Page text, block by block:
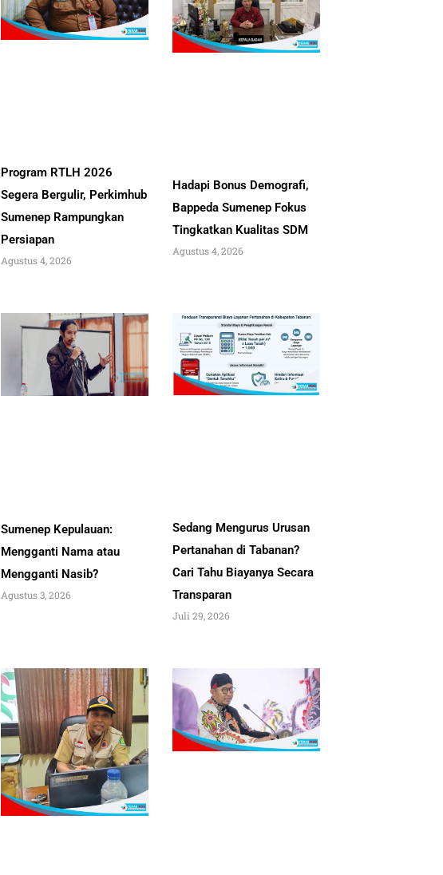
Program RTLH 2026
Segera Bergulir, Perkimhub
Sumenep Rampungkan
Persiapan
Agustus 4, 2026
Hadapi Bonus Demografi,
Bappeda Sumenep Fokus
Tingkatkan Kualitas SDM
Agustus 4, 2026
Sumenep Kepulauan:
Mengganti Nama atau
Mengganti Nasib?
Agustus 3, 2026
Sedang Mengurus Urusan
Pertanahan di Tabanan?
Cari Tahu Biayanya Secara
Transparan
Juli 29, 2026